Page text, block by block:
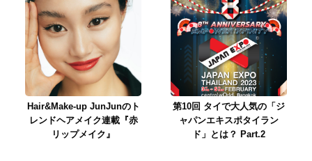
Hair&Make-up JunJunのト
レンドヘアメイク連載『赤
リップメイク』
第10回 タイで大人気の「ジ
ャパンエキスポタイラン
ド」とは？ Part.2